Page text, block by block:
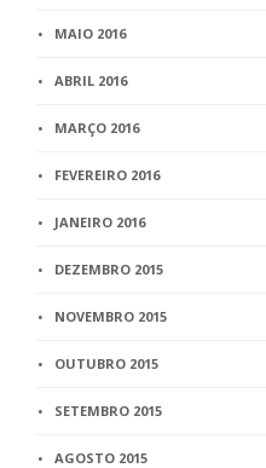
MAIO 2016
ABRIL 2016
MARÇO 2016
FEVEREIRO 2016
JANEIRO 2016
DEZEMBRO 2015
NOVEMBRO 2015
OUTUBRO 2015
SETEMBRO 2015
AGOSTO 2015